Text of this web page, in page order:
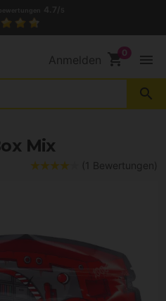
Anmelden shopping_cart menu
search
Mix
(1 Bewertungen)